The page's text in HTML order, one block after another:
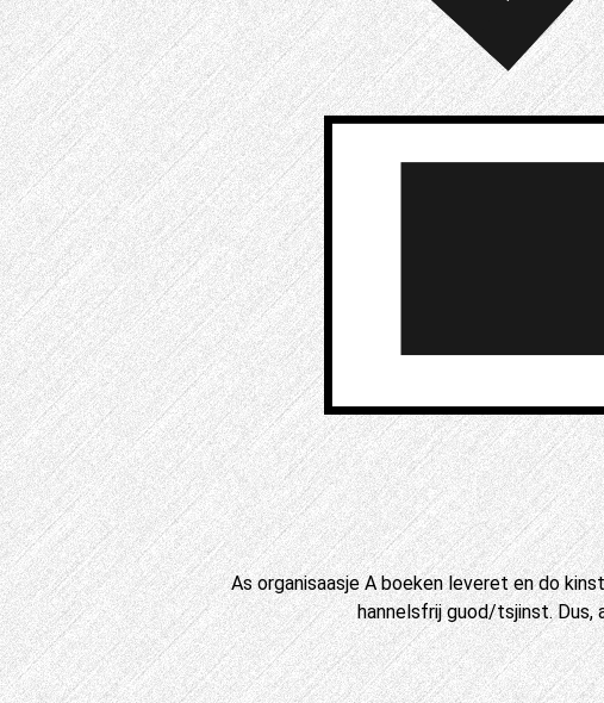
As organisaasje A boeken leveret en do
hannelsfrij guod/tsjinst. Dus,